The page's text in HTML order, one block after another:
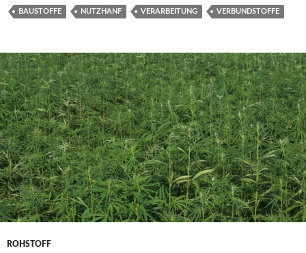
BAUSTOFFE NUTZHANF VERARBEITUNG VERBUNDSTOFFE
ROHSTOFF